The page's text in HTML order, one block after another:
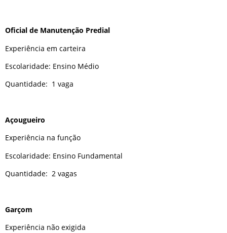
Oficial de Manutenção Predial
Experiência em carteira
Escolaridade: Ensino Médio
Quantidade: 1 vaga
Açougueiro
Experiência na função
Escolaridade: Ensino Fundamental
Quantidade: 2 vagas
Garçom
Experiência não exigida